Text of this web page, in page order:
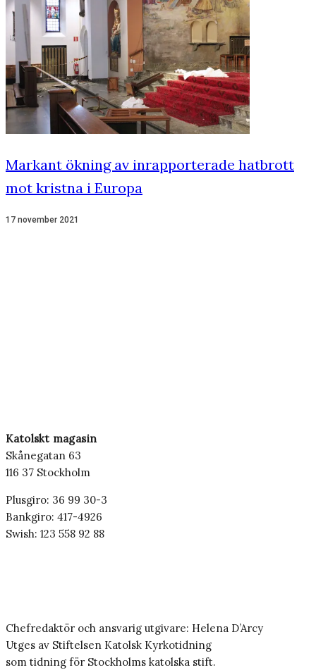
Markant ökning av inrapporterade hatbrott
mot kristna i Europa
17 november 2021
Katolskt magasin
Skånegatan 63
116 37 Stockholm
Plusgiro: 36 99 30-3
Bankgiro: 417-4926
Swish: 123 558 92 88
Chefredaktör och ansvarig utgivare: Helena D’Arcy
Utges av Stiftelsen Katolsk Kyrkotidning
som tidning för Stockholms katolska stift.